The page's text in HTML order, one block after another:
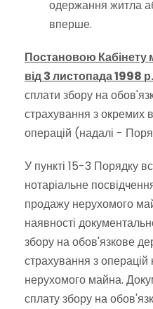
одержання житла
вперше.
Постановою Кабінету
від 3 листопада 1998 р.
сплати збору на
страхування з окремих
операцій (надалі -
У пункті 15-3 Порядку
нотаріальне
продажу нерухомого
наявності
збору на обов'язкове
страхування з
нерухомого майна.
сплату збору на